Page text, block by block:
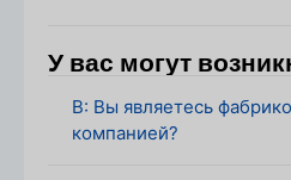
Нестандартные
может
Для небольших заказов или
У вас могут
В: Вы являетесь
компанией?